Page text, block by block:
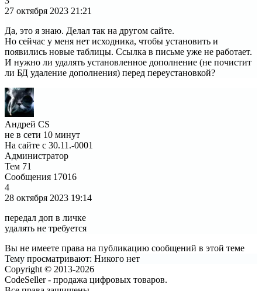
27 октября 2023 21:21
Да, это я знаю. Делал так на другом сайте.
Но сейчас у меня нет исходника, чтобы установить и
появились новые таблицы. Ссылка в письме уже не работает.
И нужно ли удалять установленное дополнение (не почистит
ли БД удаление дополнения) перед переустановкой?
Андрей CS
не в сети 10 минут
На сайте с 30.11.-0001
Администратор
Тем 71
Сообщения 17016
4
28 октября 2023 19:14
передал доп в личке
удалять не требуется
Вы не имеете права на публикацию сообщений в этой теме
Тему просматривают: Никого нет
Copyright © 2013-2026
CodeSeller - продажа цифровых товаров.